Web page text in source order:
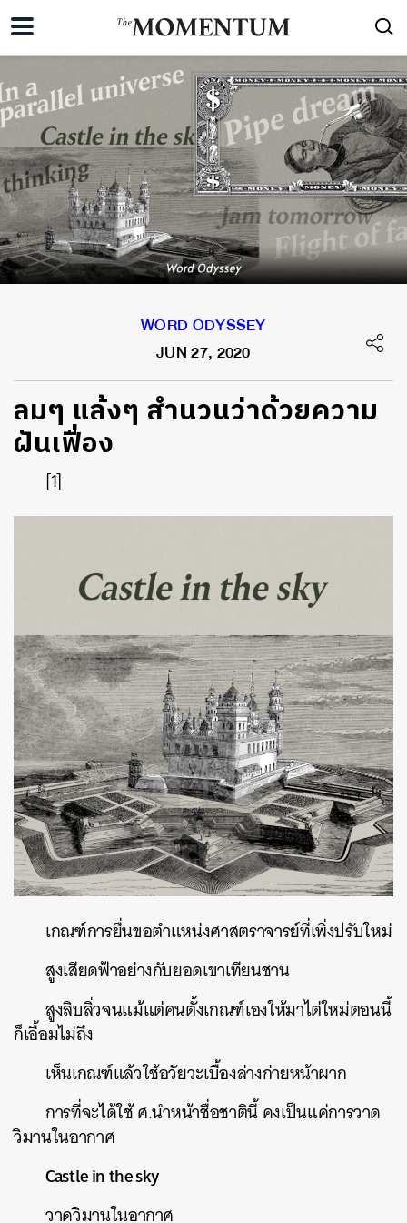
WORD ODYSSEY
JUN 27, 2020
ลมๆ แล้งๆ สำนวนว่าด้วยความ
ฝันเฟื่อง
[1]
เกณฑ์การยื่นขอตำแหน่งศาสตราจารย์ที่เพิ่งปรับใหม่
สูงเสียดฟ้าอย่างกับยอดเขาเทียนชาน
สูงลิบลิ่วจนแม้แต่คนตั้งเกณฑ์เองให้มาไต่ใหม่ตอนนี้
ก็เอื้อมไม่ถึง
เห็นเกณฑ์แล้วใช้อวัยวะเบื้องล่างก่ายหน้าผาก
การที่จะได้ใช้ศ.นำหน้าชื่อชาตินี้คงเป็นแค่การวาด
วิมานในอากาศ
Castle in the sky
วาดวิมานในอากาศ